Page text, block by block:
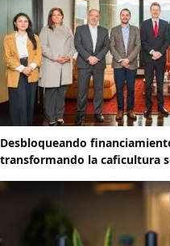
Desbloqueando
transformando la caficultura